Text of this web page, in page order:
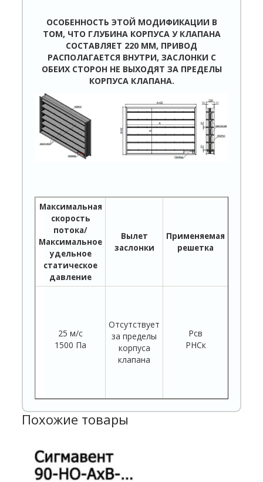
ОСОБЕННОСТЬ ЭТОЙ МОДИФИКАЦИИ В
ТОМ, ЧТО ГЛУБИНА КОРПУСА У КЛАПАНА
СОСТАВЛЯЕТ 220 ММ, ПРИВОД
РАСПОЛАГАЕТСЯ ВНУТРИ, ЗАСЛОНКИ С
ОБЕИХ СТОРОН НЕ ВЫХОДЯТ ЗА ПРЕДЕЛЫ
КОРПУСА КЛАПАНА.
Максимальная
скорость
потока/
Максимальное
удельное
статическое
давление
Вылет
заслонки
Применяемая
решетка
25 м/с
1500 Па
Отсутствует
за пределы
корпуса
клапана
Рсв
РНСк
Похожие товары